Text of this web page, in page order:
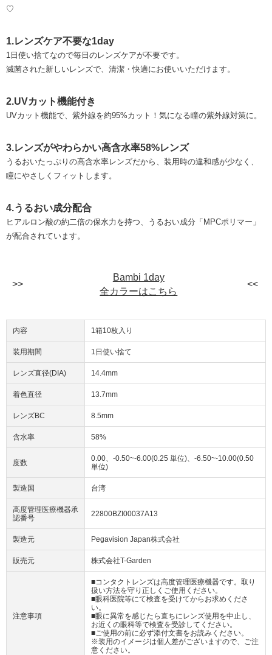
♡
1.レンズケア不要な1day
1日使い捨てなので毎日のレンズケアが不要です。
滅菌された新しいレンズで、清潔・快適にお使いいただけます。
2.UVカット機能付き
UVカット機能で、紫外線を約95%カット！気になる瞳の紫外線対策に。
3.レンズがやわらかい高含水率58%レンズ
うるおいたっぷりの高含水率レンズだから、装用時の違和感が少なく、
瞳にやさしくフィットします。
4.うるおい成分配合
ヒアルロン酸の約二倍の保水力を持つ、うるおい成分「MPCポリマー」
が配合されています。
Bambi 1day
全カラーはこちら
内容 1箱10枚入り
装用期間 1日使い捨て
レンズ直径(DIA) 14.4mm
着色直径 13.7mm
レンズBC 8.5mm
含水率 58%
度数
0.00、-0.50~-6.00(0.25 単位)、-6.50~-10.00(0.50
単位)
製造国 台湾
高度管理医療機器承
認番号
22800BZI00037A13
製造元 Pegavision Japan株式会社
販売元 株式会社T-Garden
注意事項
■コンタクトレンズは高度管理医療機器です。取り
扱い方法を守り正しくご使用ください。
■眼科医院等にて検査を受けてからお求めくださ
い。
■眼に異常を感じたら直ちにレンズ使用を中止し、
お近くの眼科等で検査を受診してください。
■ご使用の前に必ず添付文書をお読みください。
※装用のイメージは個人差がございますので、ご注
意ください。